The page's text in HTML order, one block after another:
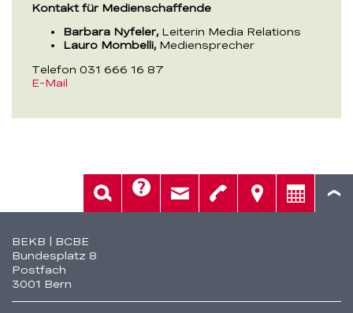
Kontakt für Medienschaffende
Barbara Nyfeler, Leiterin Media Relations
Lauro Mombelli, Mediensprecher
Telefon 031 666 16 87
E-Mail
Fusszeile
BEKB | BCBE
Bundesplatz 8
Postfach
3001 Bern